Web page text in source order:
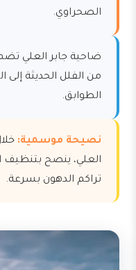
الصحراوي.
ضاحية جابر العلي
من الفلل الحديثة
الطوابق.
نصيحة موسمية:
العلي، ينصح
تراكم الدهون بسرعة.